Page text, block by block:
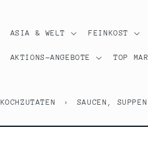
ASIA & WELT FEINKOST
AKTIONS-ANGEBOTE TOP
KOCHZUTATEN › SAUCEN,